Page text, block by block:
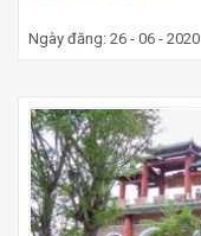
Ngày đăng: 26 - 06 - 2020